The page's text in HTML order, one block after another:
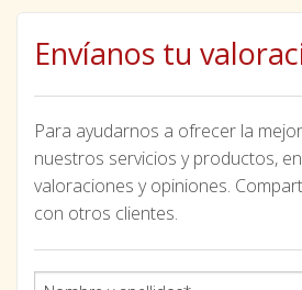
Envíanos tu
Para ayudarnos a ofrecer la
nuestros servicios y productos,
valoraciones y opiniones.
con otros clientes.